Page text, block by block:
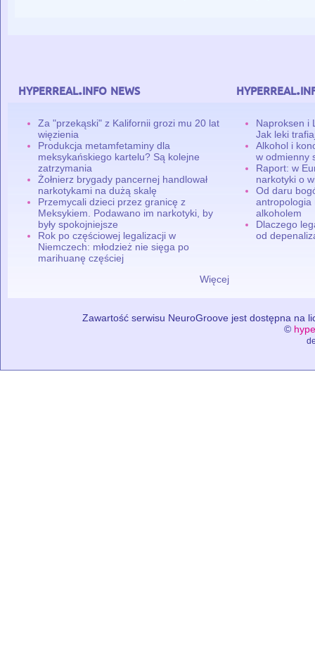
hyperreal.info news
Za "przekąski" z Kalifornii grozi mu 20 lat
więzienia
Produkcja metamfetaminy dla
meksykańskiego kartelu? Są kolejne
zatrzymania
Żołnierz brygady pancernej handlował
narkotykami na dużą skalę
Przemycali dzieci przez granicę z
Meksykiem. Podawano im narkotyki, by
były spokojniejsze
Rok po częściowej legalizacji w
Niemczech: młodzież nie sięga po
marihuanę częściej
Więcej
Naproksen i
Jak leki
Alkohol i
w odmienny
Raport: w
narkotyki o
Od daru
antropologia
alkoholem
Dlaczego
od
Zawartość serwisu NeuroGroove jest dostępna na
©